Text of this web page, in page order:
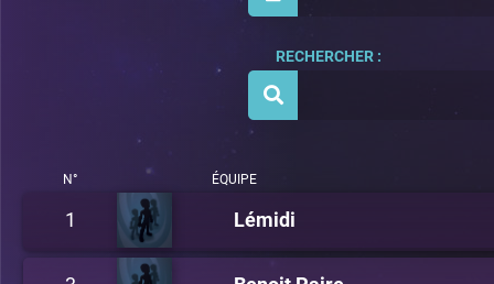
RECHERCHER :
N° ÉQUIPE
1 Lémidi